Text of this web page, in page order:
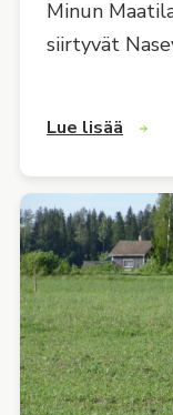
Minun
siirtyvät
Lue lisää